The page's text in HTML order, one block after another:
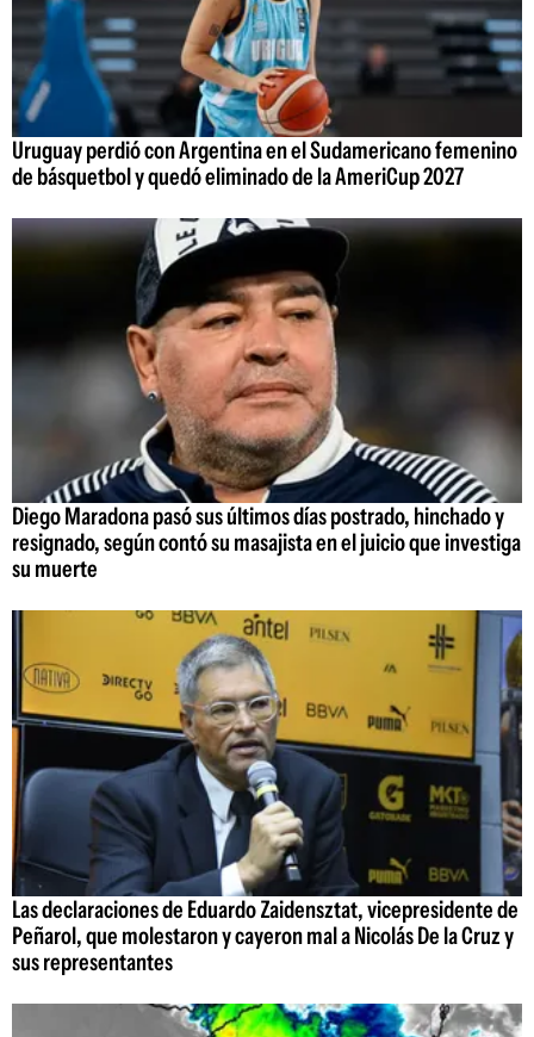
Uruguay perdió con Argentina en el Sudamericano femenino
de básquetbol y quedó eliminado de la AmeriCup 2027
Diego Maradona pasó sus últimos días postrado, hinchado y
resignado, según contó su masajista en el juicio que investiga
su muerte
Las declaraciones de Eduardo Zaidensztat, vicepresidente de
Peñarol, que molestaron y cayeron mal a Nicolás De la Cruz y
sus representantes